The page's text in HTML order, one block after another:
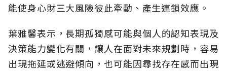
能使身心財三大風險彼此牽動、產生連鎖效應。
葉雅馨表示，長期孤獨感可能與個人的認知表現及
決策能力變化有關，讓人在面對未來規劃時，容易
出現拖延或逃避傾向，也可能因尋找存在感而出現